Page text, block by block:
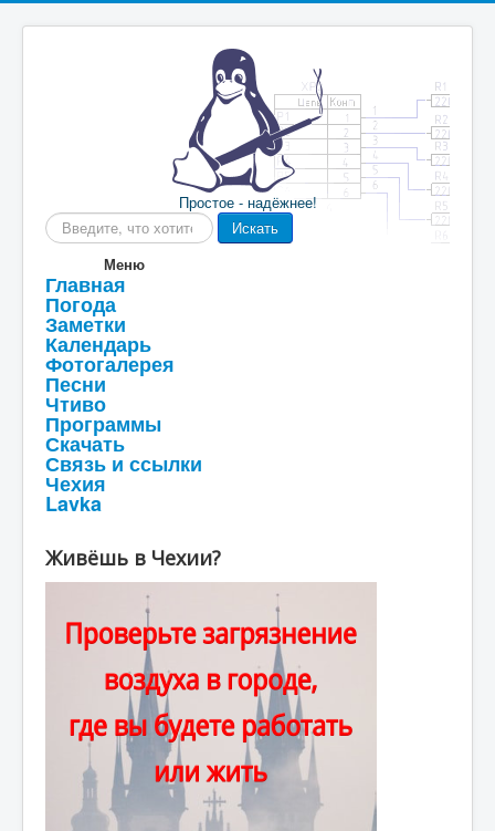
Простое - надёжнее!
Искать...
Искать
Меню
Главная
Погода
Заметки
Календарь
Фотогалерея
Песни
Чтиво
Программы
Скачать
Связь и ссылки
Чехия
Lavka
Живёшь в Чехии?